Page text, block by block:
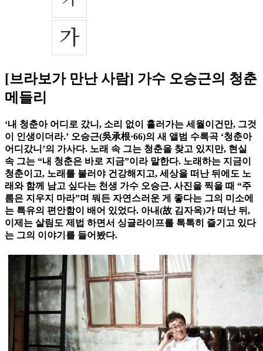
[브라보가 만난 사람] 가수 오승근의 청춘
메들리
‘내 청춘아 어디로 갔니, 소리 없이 흘러가는 세월이건만, 그것
이 인생이더라.’ 오승근(吳承根·66)의 새 앨범 수록곡 ‘청춘아
어디갔니’의 가사다. 노래 속 그는 청춘을 찾고 있지만, 현실
속 그는 “내 청춘은 바로 지금”이라 말한다. 노래하는 지금이
청춘이고, 노래를 불러야 건강해지고, 세상을 떠난 뒤에도 노
래와 함께 남고 싶다는 천생 가수 오승근. 사진을 찍을 때 “주
름은 지우지 마라”며 뭐든 자연스러운 게 좋다는 그의 미소에
는 특유의 편안함이 배어 있었다. 아내(故 김자옥)가 떠난 뒤,
이제는 살림도 제법 하면서 싱글라이프를 톡톡히 즐기고 있다
는 그의 이야기를 들어봤다.